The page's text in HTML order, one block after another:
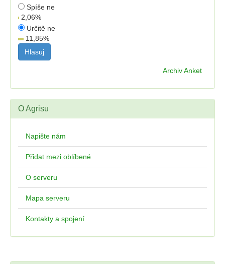
Spíše ne
2,06%
Určitě ne
11,85%
Archiv Anket
O Agrisu
Napište nám
Přidat mezi oblíbené
O serveru
Mapa serveru
Kontakty a spojení